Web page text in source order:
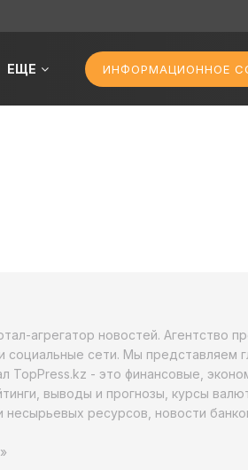
ЕЩЕ ИНФОРМАЦИОННОЕ
агрегатор новостей. Агентство
социальные сети. Мы представляем
TopPress.kz - это финансовые,
выводы и прогнозы, курсы
ресурсов, новости